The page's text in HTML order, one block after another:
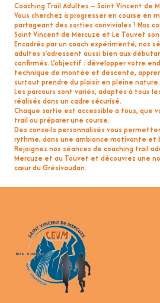
Coaching Trail Adultes – Saint Vincent de
Vous cherchez à progresser en course en
partageant des sorties conviviales ? Nos
Saint Vincent de Mercuze et Le Touvet
Encadrés par un coach expérimenté, nos
adultes s’adressent aussi bien aux
confirmés. L’objectif : développer votre
technique de montée et descente,
surtout prendre du plaisir en pleine nature.
Les parcours sont variés, adaptés à tous
réalisés dans un cadre sécurisé.
Chaque sortie est accessible à tous, que
trail ou préparer une course.
Des conseils personnalisés vous
rythme, dans une ambiance motivante et
Rejoignez nos séances de coaching trail
Mercuze et au Touvet et découvrez une
cœur du Grésivaudan.